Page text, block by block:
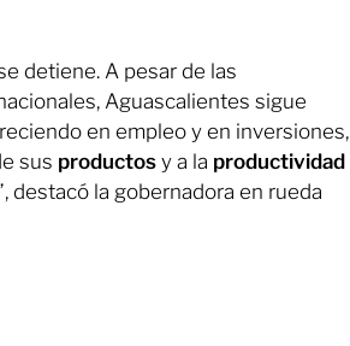
detiene. A pesar de las
Aguascalientes sigue
en empleo y en inversiones,
sus productos y a la productividad
destacó la gobernadora en rueda